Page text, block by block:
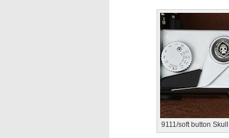
9111/soft button Skull